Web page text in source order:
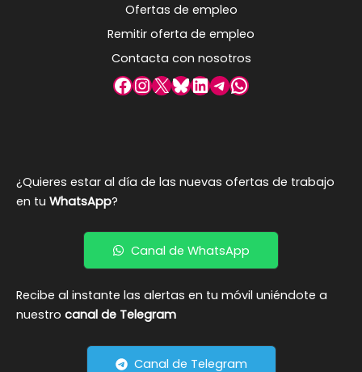
Ofertas de empleo
Remitir oferta de empleo
Contacta con nosotros
Facebook
Instagram
X Bluesky
LinkedIn
Telegram
WhatsApp
¿Quieres estar al día de las nuevas ofertas de trabajo
en tu WhatsApp?
Canal de WhatsApp
Recibe al instante las alertas en tu móvil uniéndote a
nuestro canal de Telegram
Canal de Telegram